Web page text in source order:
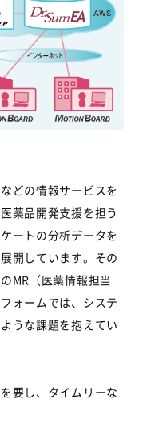
どの情報サービスを
薬品開発支援を担う
ートの分析データを
開しています。その
MR（医薬情報担当
ォームでは、システ
うな課題を抱えてい
要し、タイムリーな